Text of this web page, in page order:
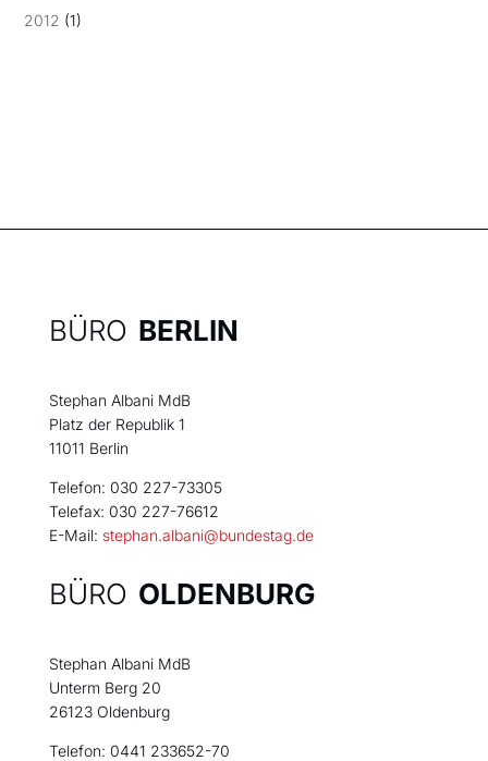
2012 (1)
BÜRO BERLIN
Stephan Albani MdB
Platz der Republik 1
11011 Berlin
Telefon: 030 227-73305
Telefax: 030 227-76612
E-Mail: stephan.albani@bundestag.de
BÜRO OLDENBURG
Stephan Albani MdB
Unterm Berg 20
26123 Oldenburg
Telefon: 0441 233652-70